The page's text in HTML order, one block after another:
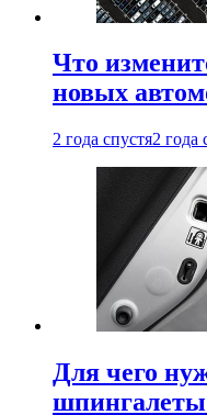
Что
новых
2 года спустя2 года
Для чего
шпингалеты